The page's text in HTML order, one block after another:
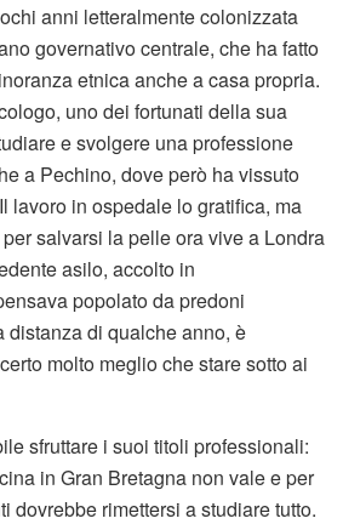
anni letteralmente colonizzata
governativo centrale, che ha fatto
etnica anche a casa propria.
uno dei fortunati della sua
e svolgere una professione
a Pechino, dove però ha vissuto
lavoro in ospedale lo gratifica, ma
salvarsi la pelle ora vive a Londra
asilo, accolto in
popolato da predoni
distanza di qualche anno, è
molto meglio che stare sotto ai
sfruttare i suoi titoli professionali:
in Gran Bretagna non vale e per
dovrebbe rimettersi a studiare tutto.